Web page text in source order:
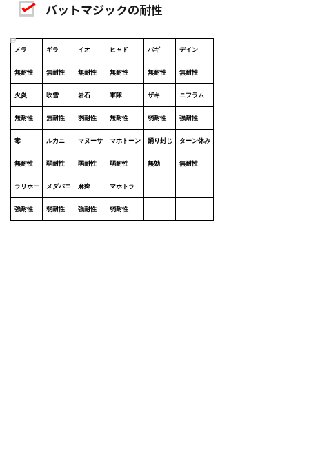
バットマジックの耐性
メラ ギラ イオ ヒャド バギ デイン
無耐性 無耐性 無耐性 無耐性 無耐性 無耐性
火炎 吹雪 岩石 軍隊 ザキ ニフラム
無耐性 無耐性 弱耐性 無耐性 弱耐性 強耐性
毒 ルカニ マヌーサ マホトーン 踊り封じ ターン休み
無耐性 弱耐性 弱耐性 弱耐性 無効 無耐性
ラリホー メダパニ 麻痺 マホトラ
強耐性 弱耐性 強耐性 弱耐性